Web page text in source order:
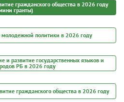
гражданского общества в 2026 году
гранты)
молодежной политики в 2026 году
и развитие государственных языков и
РБ в 2026 году
гражданского общества в 2026 году